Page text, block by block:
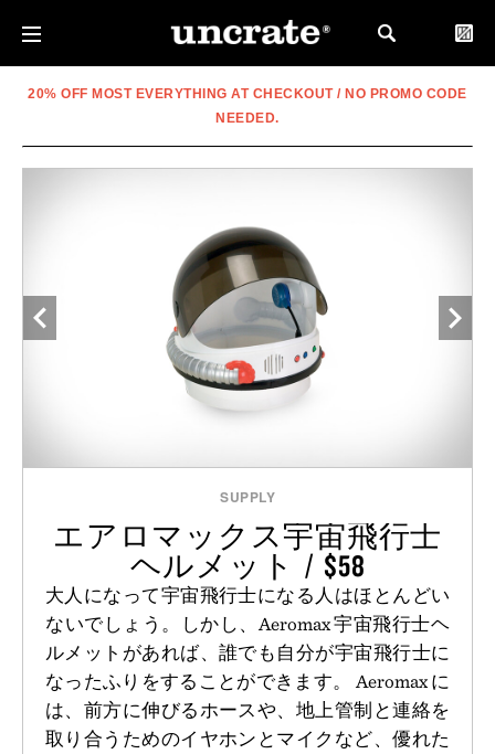
20% OFF MOST EVERYTHING AT CHECKOUT / NO PROMO CODE
NEEDED.
SUPPLY
エアロマックス宇宙飛行士
ヘルメット / $58
大人になって宇宙飛行士になる人はほとんどい
ないでしょう。しかし、Aeromax 宇宙飛行士ヘ
ルメットがあれば、誰でも自分が宇宙飛行士に
なったふりをすることができます。 Aeromax に
は、前方に伸びるホースや、地上管制と連絡を
取り合うためのイヤホンとマイクなど、優れた